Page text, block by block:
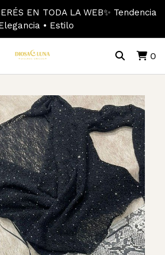
EN TODA LA WEB✨ Tendencia
• Estilo
0